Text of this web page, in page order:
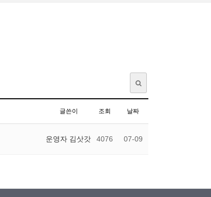
글쓴이 조회 날짜
운영자 김삿갓 4076 07-09